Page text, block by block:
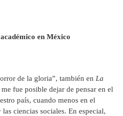
académico en México
de la gloria”, también en La
fue posible dejar de pensar en el
país, cuando menos en el
ciencias sociales. En especial,